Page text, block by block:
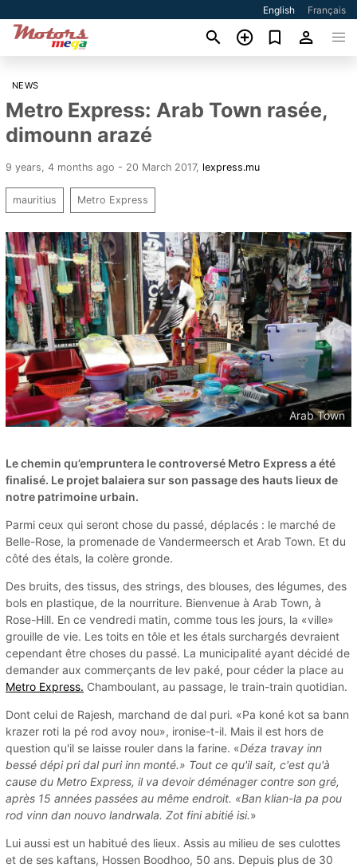
English Français
NEWS
Metro Express: Arab Town rasée,
dimounn arazé
9 years, 4 months ago - 20 March 2017, lexpress.mu
mauritius Metro Express
Arab Town
Le chemin qu’empruntera le controversé Metro Express a été
finalisé. Le projet balaiera sur son passage des hauts lieux de
notre patrimoine urbain.
Parmi ceux qui seront chose du passé, déplacés : le marché de
Belle-Rose, la promenade de Vandermeersch et Arab Town. Et du
côté des étals, la colère gronde.
Des bruits, des tissus, des strings, des blouses, des légumes, des
bols en plastique, de la nourriture. Bienvenue à Arab Town, à
Rose-Hill. En ce vendredi matin, comme tous les jours, la «ville»
grouille de vie. Les toits en tôle et les étals surchargés devraient
cependant être choses du passé. La municipalité ayant décidé de
demander aux commerçants de lev paké, pour céder la place au
Metro Express. Chamboulant, au passage, le train-train quotidian.
Dont celui de Rajesh, marchand de dal puri. «Pa koné kot sa bann
krazer roti la pé rod avoy nou», ironise-t-il. Mais il est hors de
question qu'il se laisse rouler dans la farine. «Déza travay inn
bessé dépi pri dal puri inn monté.» Tout ce qu'il sait, c'est qu'à
cause du Metro Express, il va devoir déménager contre son gré,
après 15 années passées au même endroit. «Ban klian-la pa pou
rod vinn dan nouvo landrwala. Zot fini abitié isi.»
Lui aussi est un habitué des lieux. Assis au milieu de ses culottes
et de ses kaftans, Hossen Boodhoo, 50 ans. Depuis plus de 30